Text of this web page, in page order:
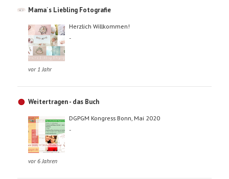
Mama´s Liebling Fotografie
Herzlich Willkommen!
-
vor 1 Jahr
Weitertragen - das Buch
DGPGM Kongress Bonn, Mai 2020
-
vor 6 Jahren